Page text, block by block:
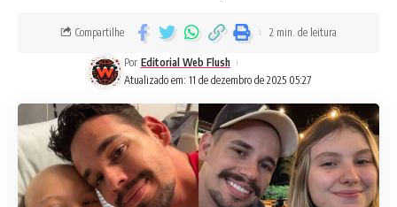
Atualizado em: 11 de dezembro de 2025 05:27
Por Editorial Web Flush
Compartilhe 2 min. de leitura